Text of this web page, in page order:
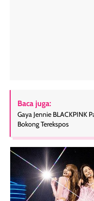
Baca juga:
Gaya Jennie BLACKPINK
Bokong Terekspos